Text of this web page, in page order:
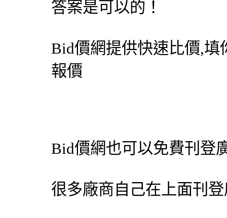
答案是可以的！
Bid價網提供快速比價,填
報價
Bid價網也可以免費刊登
很多廠商自己在上面刊